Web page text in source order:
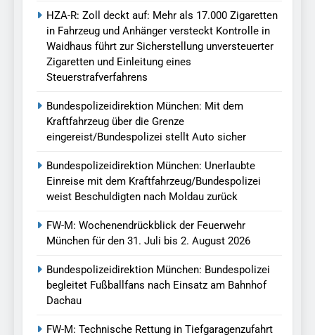
HZA-R: Zoll deckt auf: Mehr als 17.000 Zigaretten
in Fahrzeug und Anhänger versteckt Kontrolle in
Waidhaus führt zur Sicherstellung unversteuerter
Zigaretten und Einleitung eines
Steuerstrafverfahrens
Bundespolizeidirektion München: Mit dem
Kraftfahrzeug über die Grenze
eingereist/Bundespolizei stellt Auto sicher
Bundespolizeidirektion München: Unerlaubte
Einreise mit dem Kraftfahrzeug/Bundespolizei
weist Beschuldigten nach Moldau zurück
FW-M: Wochenendrückblick der Feuerwehr
München für den 31. Juli bis 2. August 2026
Bundespolizeidirektion München: Bundespolizei
begleitet Fußballfans nach Einsatz am Bahnhof
Dachau
FW-M: Technische Rettung in Tiefgaragenzufahrt